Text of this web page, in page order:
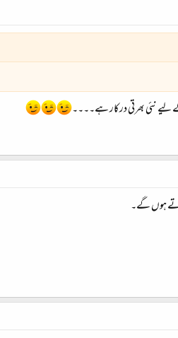
نئی بھرتی درکار ہے۔۔۔۔
ہوں گے۔